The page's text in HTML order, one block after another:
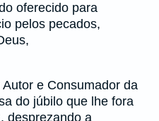
oferecido para
pelos pecados,
e Consumador da
do júbilo que lhe fora
desprezando a